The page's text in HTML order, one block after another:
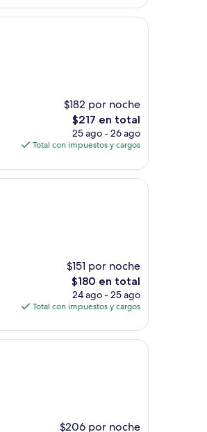
de
$186
$182 por noche
El
precio
actual
de
$217
$217 en total
25 ago - 26 ago
Total con impuestos y cargos
$151 por noche
El
precio
actual
de
$180
$180 en total
24 ago - 25 ago
Total con impuestos y cargos
$206 por noche